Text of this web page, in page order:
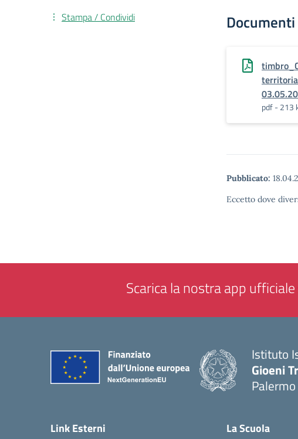
Documenti
pdf - 213
Pubblicato:
Eccetto dove
Stampa / Condividi
Scarica la nostra app ufficiale
Istituto
Gioeni
Palermo
Link Esterni La Scuola